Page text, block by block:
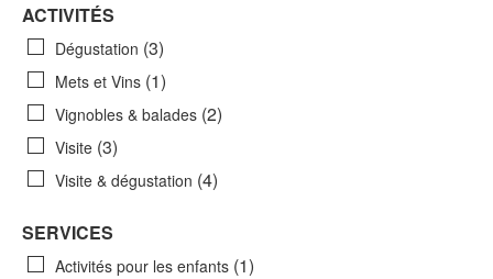
ACTIVITÉS
Dégustation (3)
Mets et Vins (1)
Vignobles & balades (2)
Visite (3)
Visite & dégustation (4)
SERVICES
Activités pour les enfants (1)